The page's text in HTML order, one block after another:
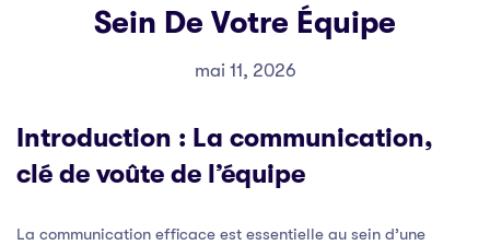
Sein De Votre Équipe
mai 11, 2026
Introduction : La communication,
clé de voûte de l’équipe
La communication efficace est essentielle au sein d’une